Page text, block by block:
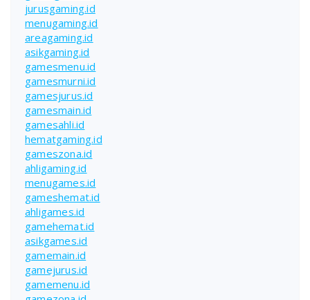
jurusgaming.id
menugaming.id
areagaming.id
asikgaming.id
gamesmenu.id
gamesmurni.id
gamesjurus.id
gamesmain.id
gamesahli.id
hematgaming.id
gameszona.id
ahligaming.id
menugames.id
gameshemat.id
ahligames.id
gamehemat.id
asikgames.id
gamemain.id
gamejurus.id
gamemenu.id